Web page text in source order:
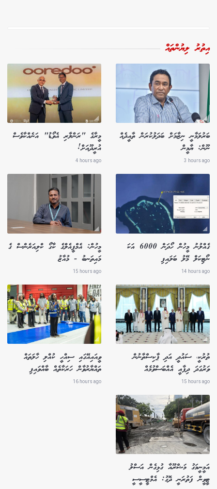
އިތުރު ލިޔުންތައް
ބަރުލަމާނީ ނިޒާމަށް ބަދަލުކުރަން ތާއީދެއް
ނޫން: ޔާމީން
3 hours ago
މީރާގެ "ރަންލާރި އެވޯޑު" އަނެއްކާވެސް
އުރީދޫއަށް!
4 hours ago
ގެއްލުނު މީހުން ހޯދަން 6000 އަކަ
ނޯޓިކަލް މޭލު ބަލައިފި
14 hours ago
މީހުން: އެމްޕީއެލްގެ ކާގޯ ކްލިއަރެންސް ގެ
މައިތަނބު - މުއާޒު
15 hours ago
ތުރުކީ، ސައުދީ އަދި ޕާކިސްތާނުން
ވަރުގަދަ ދިފާއީ އެއްބަސްވުމެއް
15 hours ago
ވީއައިއޭގައި ސިއްހީ ކުއްލި ހާލަތައް
ތައްޔާރުވާން ހަރަކާތެއް ބާއްވައިފި
16 hours ago
އަމީނީމަގު މަޝްރޫއާ ގުޅިގެން އަސްލު
ޓީވީން ފަތުރަނީ ދޮގު: އެމްޓީސީސީ